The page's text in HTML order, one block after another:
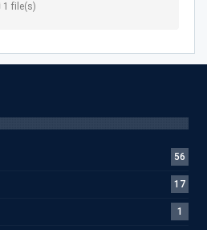
1 file(s)
56
17
1